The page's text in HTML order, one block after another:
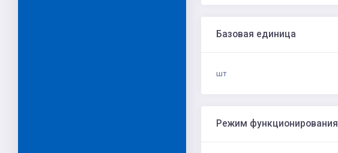
Базовая единица
шт
Режим функционирования